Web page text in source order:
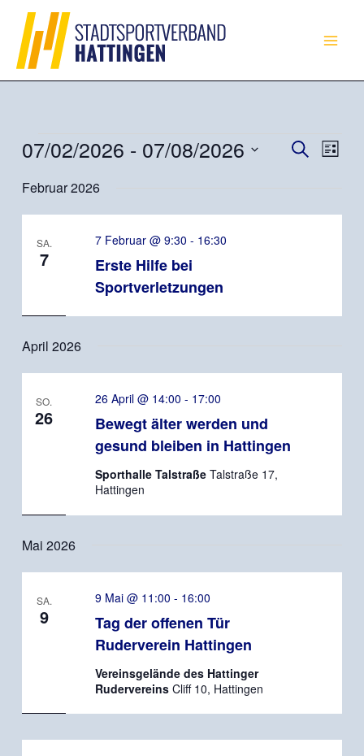
Inhalt
springen
Veranstaltungen SucheListe
07/02/2026 - 07/08/2026
wählen.
Februar 2026
SA.
7
Erste Hilfe bei
Sportverletzungen
7 Februar @ 9:30 - 16:30
April 2026
SO.
26
Bewegt älter werden und
gesund bleiben in Hattingen
26 April @ 14:00 - 17:00
Sporthalle Talstraße Talstraße 17,
Hattingen
Mai 2026
SA.
9
Tag der offenen Tür
Ruderverein Hattingen
9 Mai @ 11:00 - 16:00
Vereinsgelände des Hattinger
Rudervereins Cliff 10, Hattingen